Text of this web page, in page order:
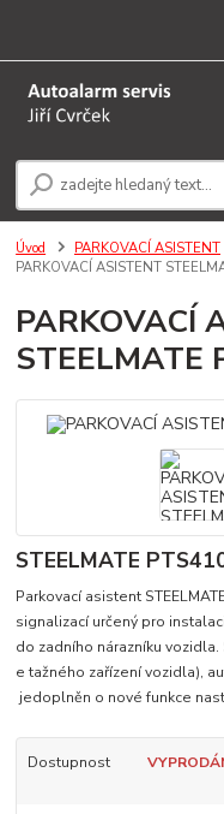
Úvod PARKOVACÍ ASISTENT
PARKOVACÍ ASISTENT
PARKOVACÍ
STEELMATE
STEELMATE
Parkovací asistent
signalizací určený pro instalaci
do zadního nárazníku
e tažného zařízení vozidla),
jedoplněn o nové funkce
Dostupnost